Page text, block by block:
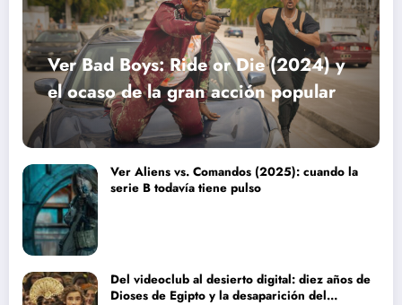
Ver Bad Boys: Ride or Die (2024) y
el ocaso de la gran acción popular
Ver Aliens vs. Comandos (2025): cuando la
serie B todavía tiene pulso
Del videoclub al desierto digital: diez años de
Dioses de Egipto y la desaparición del